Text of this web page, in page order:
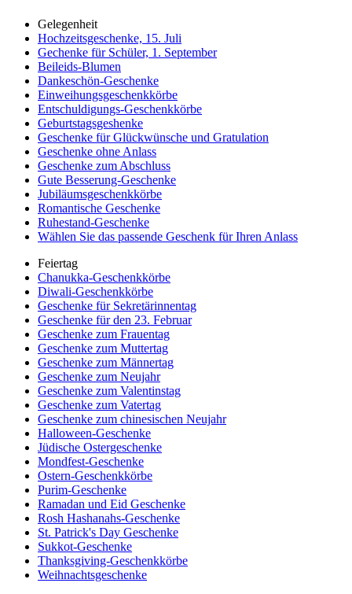
Gelegenheit
Hochzeitsgeschenke, 15. Juli
Gechenke für Schüler, 1. September
Beileids-Blumen
Dankeschön-Geschenke
Einweihungsgeschenkkörbe
Entschuldigungs-Geschenkkörbe
Geburtstagsgeshenke
Geschenke für Glückwünsche und Gratulation
Geschenke ohne Anlass
Geschenke zum Abschluss
Gute Besserung-Geschenke
Jubiläumsgeschenkkörbe
Romantische Geschenke
Ruhestand-Geschenke
Wählen Sie das passende Geschenk für Ihren Anlass
Feiertag
Chanukka-Geschenkkörbe
Diwali-Geschenkkörbe
Geschenke für Sekretärinnentag
Geschenke für den 23. Februar
Geschenke zum Frauentag
Geschenke zum Muttertag
Geschenke zum Männertag
Geschenke zum Neujahr
Geschenke zum Valentinstag
Geschenke zum Vatertag
Geschenke zum chinesischen Neujahr
Halloween-Geschenke
Jüdische Ostergeschenke
Mondfest-Geschenke
Ostern-Geschenkkörbe
Purim-Geschenke
Ramadan und Eid Geschenke
Rosh Hashanahs-Geschenke
St. Patrick's Day Geschenke
Sukkot-Geschenke
Thanksgiving-Geschenkkörbe
Weihnachtsgeschenke